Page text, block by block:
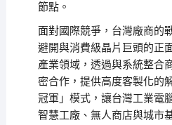
節點。
面對國際競爭，台灣廠商的
避開與消費級晶片巨頭的正
產業領域，透過與系統整合
密合作，提供高度客製化的
冠軍」模式，讓台灣工業電
智慧工廠、無人商店與城市